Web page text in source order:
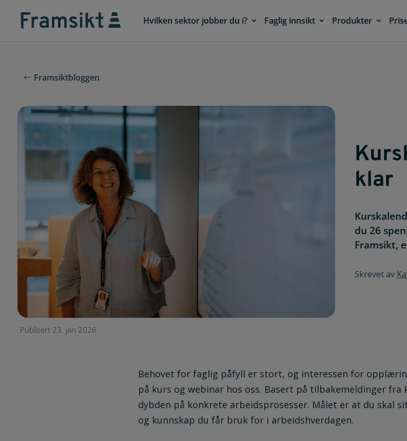
Hvilken sektor jobber du i? Faglig innsikt Produkter
Framsiktbloggen
klar
du 26
Framsikt,
Skrevet av
Publisert 23. jan 2026
Behovet for faglig påfyll er stort, og interessen for
på kurs og webinar hos oss. Basert på tilbakemeldinger fra
dybden på konkrete arbeidsprosesser. Målet er at du skal
og kunnskap du får bruk for i arbeidshverdagen.